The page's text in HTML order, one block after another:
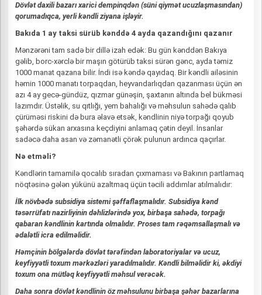
Dövlət daxili bazarı xarici dempinqdən (süni qiymət ucuzlaşmasından)
qorumadıqca, yerli kəndli ziyana işləyir.
Bakıda 1 ay taksi sürüb kənddə 4 ayda qazandığını qazanır
Mənzərəni tam sadə bir dillə izah edək: Bu gün kənddən Bakıya
gəlib, borc-xərclə bir maşın götürüb taksi sürən gənc, ayda təmiz
1000 manat qazana bilir. İndi isə kəndə qayıdaq. Bir kəndli ailəsinin
həmin 1000 manatı torpaqdan, heyvandarlıqdan qazanması üçün ən
azı 4 ay gecə-gündüz, qızmar günəşin, şaxtanın altında bel bükməsi
lazımdır. Üstəlik, su qıtlığı, yem bahalığı və məhsulun sahədə qalıb
çürüməsi riskini də bura əlavə etsək, kəndlinin niyə torpağı qoyub
şəhərdə sükan arxasına keçdiyini anlamaq çətin deyil. İnsanlar
sadəcə daha asan və zəmanətli çörək pulunun ardınca qaçırlar.
Nə etməli?
Kəndlərin tamamilə qocalıb sıradan çıxmaması və Bakının partlamaq
nöqtəsinə gələn yükünü azaltmaq üçün təcili addımlar atılmalıdır:
İlk növbədə subsidiya sistemi şəffaflaşmalıdır. Subsidiya kənd
təsərrüfatı nazirliyinin dəhlizlərində yox, birbaşa sahədə, torpağı
qabaran kəndlinin kartında olmalıdır. Proses tam rəqəmsallaşmalı və
ədalətli icra edilməlidir.
Həmçinin bölgələrdə dövlət tərəfindən laboratoriyalar və ucuz,
keyfiyyətli toxum mərkəzləri yaradılmalıdır. Kəndli bilməlidir ki, əkdiyi
toxum ona mütləq keyfiyyətli məhsul verəcək.
Daha sonra dövlət kəndlinin öz məhsulunu birbaşa şəhər bazarlarına